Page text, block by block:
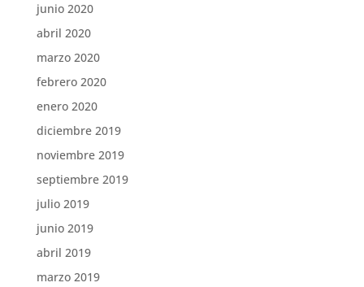
junio 2020
abril 2020
marzo 2020
febrero 2020
enero 2020
diciembre 2019
noviembre 2019
septiembre 2019
julio 2019
junio 2019
abril 2019
marzo 2019